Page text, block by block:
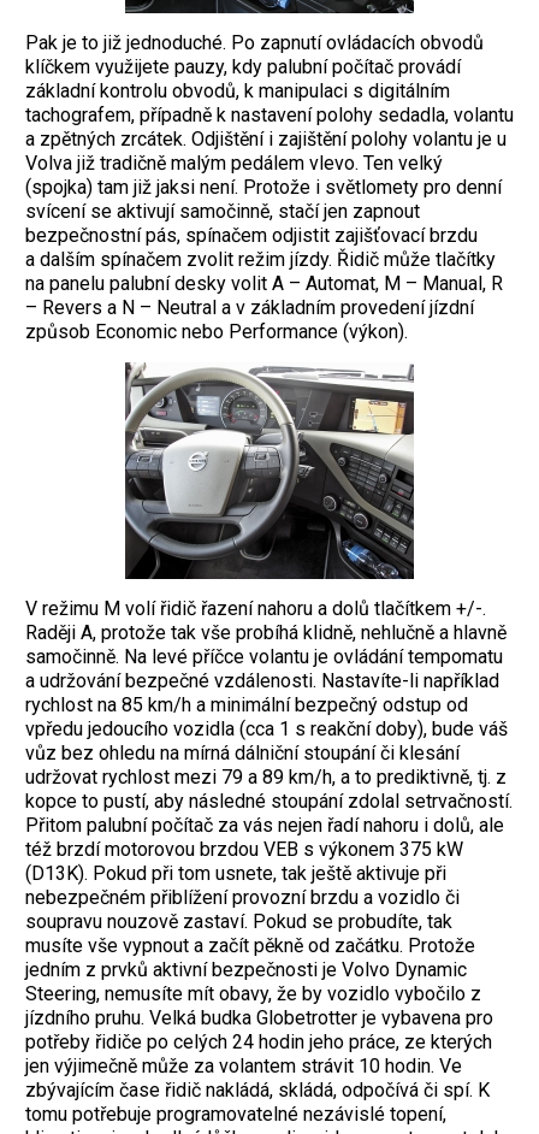
Pak je to již jednoduché. Po zapnutí ovládacích obvodů
klíčkem využijete pauzy, kdy palubní počítač provádí
základní kontrolu obvodů, k manipulaci s digitálním
tachografem, případně k nastavení polohy sedadla, volantu
a zpětných zrcátek. Odjištění i zajištění polohy volantu je u
Volva již tradičně malým pedálem vlevo. Ten velký
(spojka) tam již jaksi není. Protože i světlomety pro denní
svícení se aktivují samočinně, stačí jen zapnout
bezpečnostní pás, spínačem odjistit zajišťovací brzdu
a dalším spínačem zvolit režim jízdy. Řidič může tlačítky
na panelu palubní desky volit A – Automat, M – Manual, R
– Revers a N – Neutral a v základním provedení jízdní
způsob Economic nebo Performance (výkon).
V režimu M volí řidič řazení nahoru a dolů tlačítkem +/-.
Raději A, protože tak vše probíhá klidně, nehlučně a hlavně
samočinně. Na levé příčce volantu je ovládání tempomatu
a udržování bezpečné vzdálenosti. Nastavíte-li například
rychlost na 85 km/h a minimální bezpečný odstup od
vpředu jedoucího vozidla (cca 1 s reakční doby), bude váš
vůz bez ohledu na mírná dálniční stoupání či klesání
udržovat rychlost mezi 79 a 89 km/h, a to prediktivně, tj. z
kopce to pustí, aby následné stoupání zdolal setrvačností.
Přitom palubní počítač za vás nejen řadí nahoru i dolů, ale
též brzdí motorovou brzdou VEB s výkonem 375 kW
(D13K). Pokud při tom usnete, tak ještě aktivuje při
nebezpečném přiblížení provozní brzdu a vozidlo či
soupravu nouzově zastaví. Pokud se probudíte, tak
musíte vše vypnout a začít pěkně od začátku. Protože
jedním z prvků aktivní bezpečnosti je Volvo Dynamic
Steering, nemusíte mít obavy, že by vozidlo vybočilo z
jízdního pruhu. Velká budka Globetrotter je vybavena pro
potřeby řidiče po celých 24 hodin jeho práce, ze kterých
jen výjimečně může za volantem strávit 10 hodin. Ve
zbývajícím čase řidič nakládá, skládá, odpočívá či spí. K
tomu potřebuje programovatelné nezávislé topení,